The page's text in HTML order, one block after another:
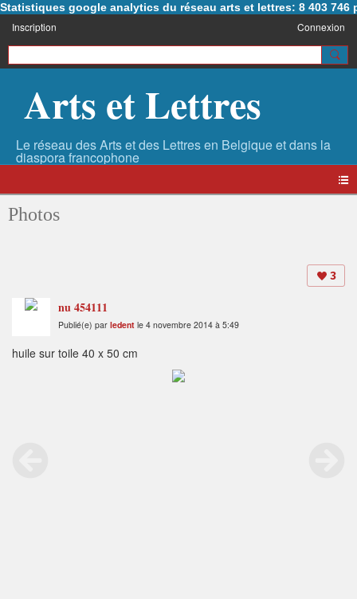
Statistiques google analytics du réseau arts et lettres: 8 403 746
Inscription Connexion
Arts et Lettres
Photos
3
nu 454111
Publié(e) par ledent le 4 novembre 2014 à 5:49
huile sur toile 40 x 50 cm